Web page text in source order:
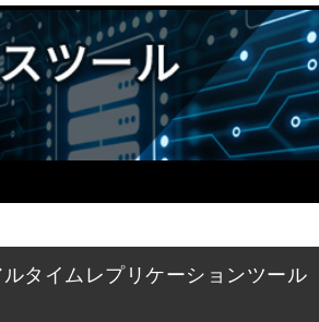
タイムレプリケーションツール